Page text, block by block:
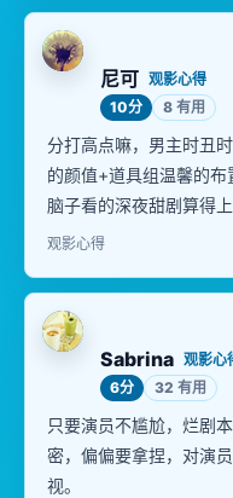
尼可 观影心得
10分
8 有用
分打高点嘛，男主时丑
的颜值+道具组温馨的
脑子看的深夜甜剧算得
观影心得
Sabrina 观影心
6分
32 有用
只要演员不尴尬，烂剧
密，偏偏要拿捏，对演
视。